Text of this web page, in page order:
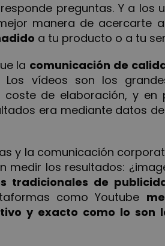
preguntas. Y a los
manera de acercarte
a tu producto o a tu
la comunicación de
Los vídeos son los
de elaboración, y en
era mediante datos
y la comunicación
medir los resultados:
tradicionales de
como Youtube
y exacto como lo son